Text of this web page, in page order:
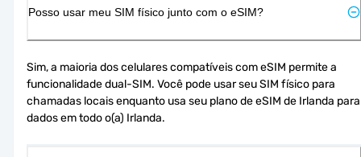
Posso usar meu SIM físico junto com o eSIM?
Sim, a maioria dos celulares compatíveis com eSIM permite a
funcionalidade dual-SIM. Você pode usar seu SIM físico para
chamadas locais enquanto usa seu plano de eSIM de Irlanda para
dados em todo o(a) Irlanda.